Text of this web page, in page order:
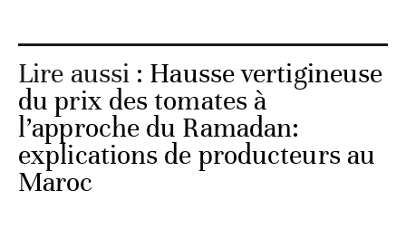
Lire aussi : Hausse vertigineuse
du prix des tomates à
l’approche du Ramadan:
explications de producteurs au
Maroc